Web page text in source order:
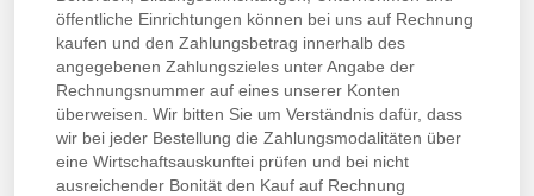
öffentliche Einrichtungen können bei uns auf Rechnung
kaufen und den Zahlungsbetrag innerhalb des
angegebenen Zahlungszieles unter Angabe der
Rechnungsnummer auf eines unserer Konten
überweisen. Wir bitten Sie um Verständnis dafür, dass
wir bei jeder Bestellung die Zahlungsmodalitäten über
eine Wirtschaftsauskunftei prüfen und bei nicht
ausreichender Bonität den Kauf auf Rechnung